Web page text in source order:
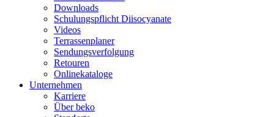
Downloads
Schulungspflicht Diisocyanate
Videos
Terrassenplaner
Sendungsverfolgung
Retouren
Onlinekataloge
Unternehmen
Karriere
Über beko